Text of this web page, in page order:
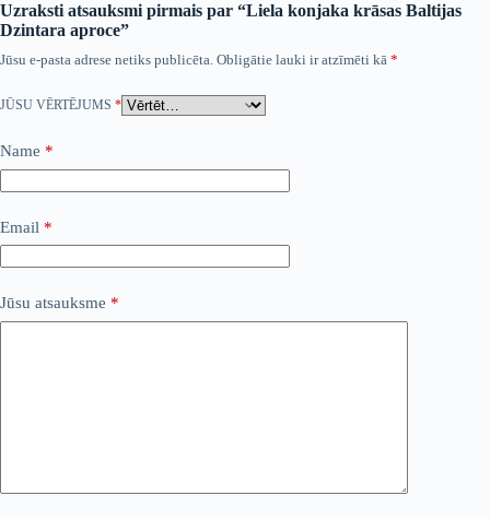
Uzraksti atsauksmi pirmais par “Liela konjaka krāsas Baltijas
Dzintara aproce”
Jūsu e-pasta adrese netiks publicēta. Obligātie lauki ir atzīmēti kā *
JŪSU VĒRTĒJUMS *
Name *
Email *
Jūsu atsauksme *